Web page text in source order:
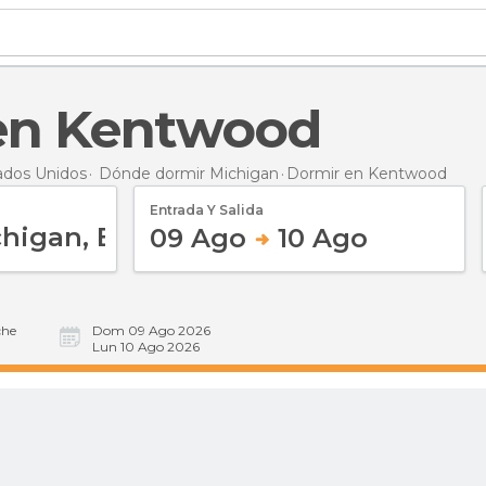
Kentwood
Unidos Dónde dormir Michigan Dormir en Kentwood
Entrada Y Salida
09 Ago 10 Ago
Dom 09 Ago 2026
Lun 10 Ago 2026